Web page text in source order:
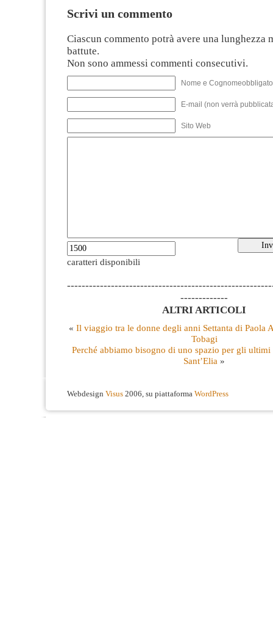
Scrivi un commento
Ciascun commento potrà avere una lunghezza
battute.
Non sono ammessi commenti consecutivi.
Nome e
E-mail (non verrà
Sito Web
caratteri disponibili
-------------
ALTRI ARTICOLI
« Il viaggio tra le donne degli anni Settanta di Paola
Tobagi
Perché abbiamo bisogno di uno spazio per gli ultimi
Sant’Elia »
Webdesign Visus 2006, su piattaforma WordPress